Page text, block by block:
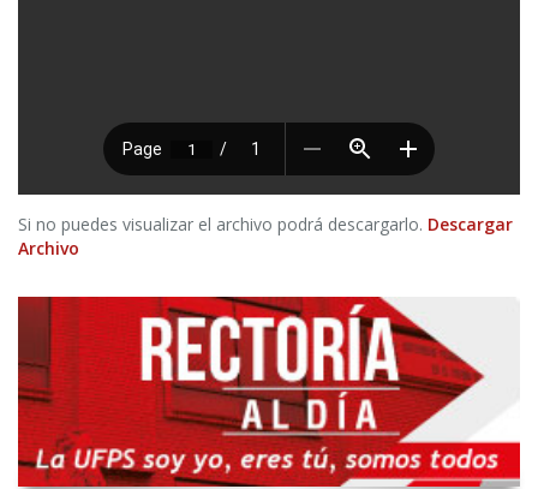
Si no puedes visualizar el archivo podrá descargarlo. Descargar
Archivo